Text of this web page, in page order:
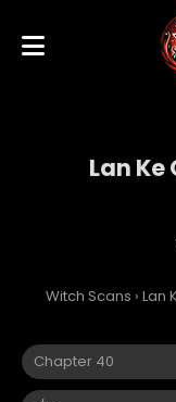
Lan
Witch Scans › Lan